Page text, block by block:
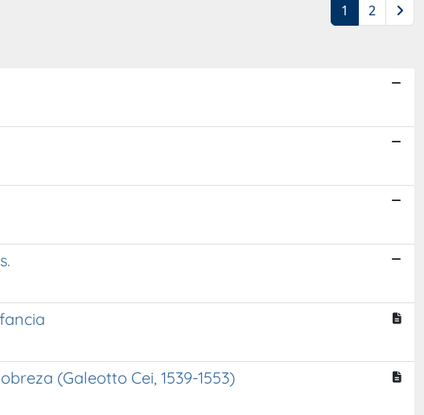
1 2
(Galeotto Cei, 1539-1553)